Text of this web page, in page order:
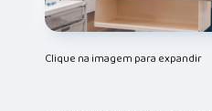
Clique na imagem para expandir